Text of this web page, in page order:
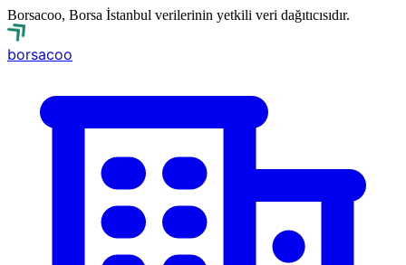
Borsacoo, Borsa İstanbul verilerinin yetkili veri dağıtıcısıdır.
borsacoo